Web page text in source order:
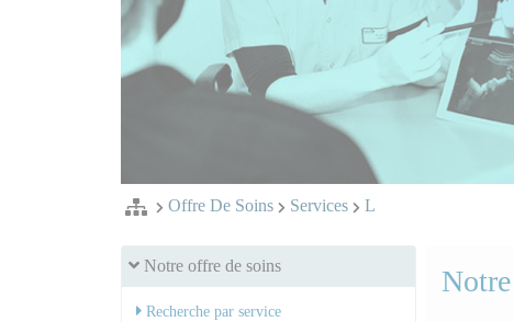
Offre De Soins Services L
Notre offre de soins
Recherche par service